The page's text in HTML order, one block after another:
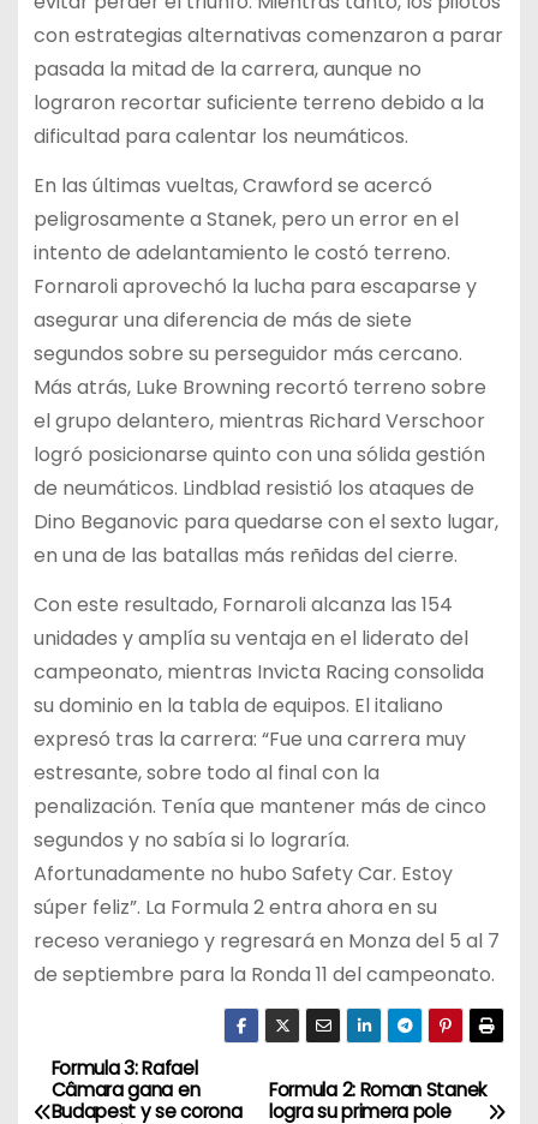
con estrategias alternativas comenzaron a parar
pasada la mitad de la carrera, aunque no
lograron recortar suficiente terreno debido a la
dificultad para calentar los neumáticos.
En las últimas vueltas, Crawford se acercó
peligrosamente a Stanek, pero un error en el
intento de adelantamiento le costó terreno.
Fornaroli aprovechó la lucha para escaparse y
asegurar una diferencia de más de siete
segundos sobre su perseguidor más cercano.
Más atrás, Luke Browning recortó terreno sobre
el grupo delantero, mientras Richard Verschoor
logró posicionarse quinto con una sólida gestión
de neumáticos. Lindblad resistió los ataques de
Dino Beganovic para quedarse con el sexto lugar,
en una de las batallas más reñidas del cierre.
Con este resultado, Fornaroli alcanza las 154
unidades y amplía su ventaja en el liderato del
campeonato, mientras Invicta Racing consolida
su dominio en la tabla de equipos. El italiano
expresó tras la carrera: “Fue una carrera muy
estresante, sobre todo al final con la
penalización. Tenía que mantener más de cinco
segundos y no sabía si lo lograría.
Afortunadamente no hubo Safety Car. Estoy
súper feliz”. La Formula 2 entra ahora en su
receso veraniego y regresará en Monza del 5 al 7
de septiembre para la Ronda 11 del campeonato.
N
Formula 2: Roman Stanek
logra su primera pole
Formula 3: Rafael
Câmara gana en
Budapest y se corona